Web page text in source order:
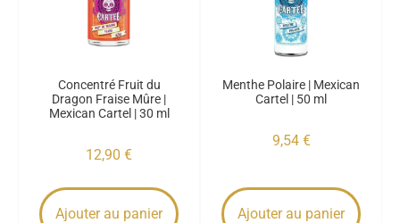
Concentré Fruit du
Dragon Fraise Mûre |
Mexican Cartel | 30 ml
12,90 €
Ajouter au panier
Menthe Polaire | Mexican
Cartel | 50 ml
9,54 €
Ajouter au panier